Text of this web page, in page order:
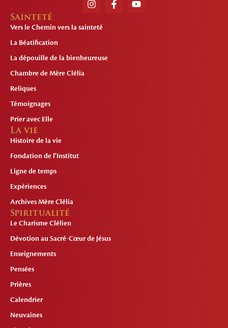
Sainteté
Vers le Chemin vers la sainteté
La Béatification
La dépouille de la bienheureuse
Chambre de Mère Clélia
Reliques
Témoignages
Prier avec Elle
La vie
Histoire de la vie
Fondation de l'Institut
Ligne de temps
Expériences
Archives Mère Clélia
Spiritualité
Le Charisme Clélien
Dévotion au Sacré-Cœur de Jésus
Enseignements
Pensées
Prières
Calendrier
Neuvaines